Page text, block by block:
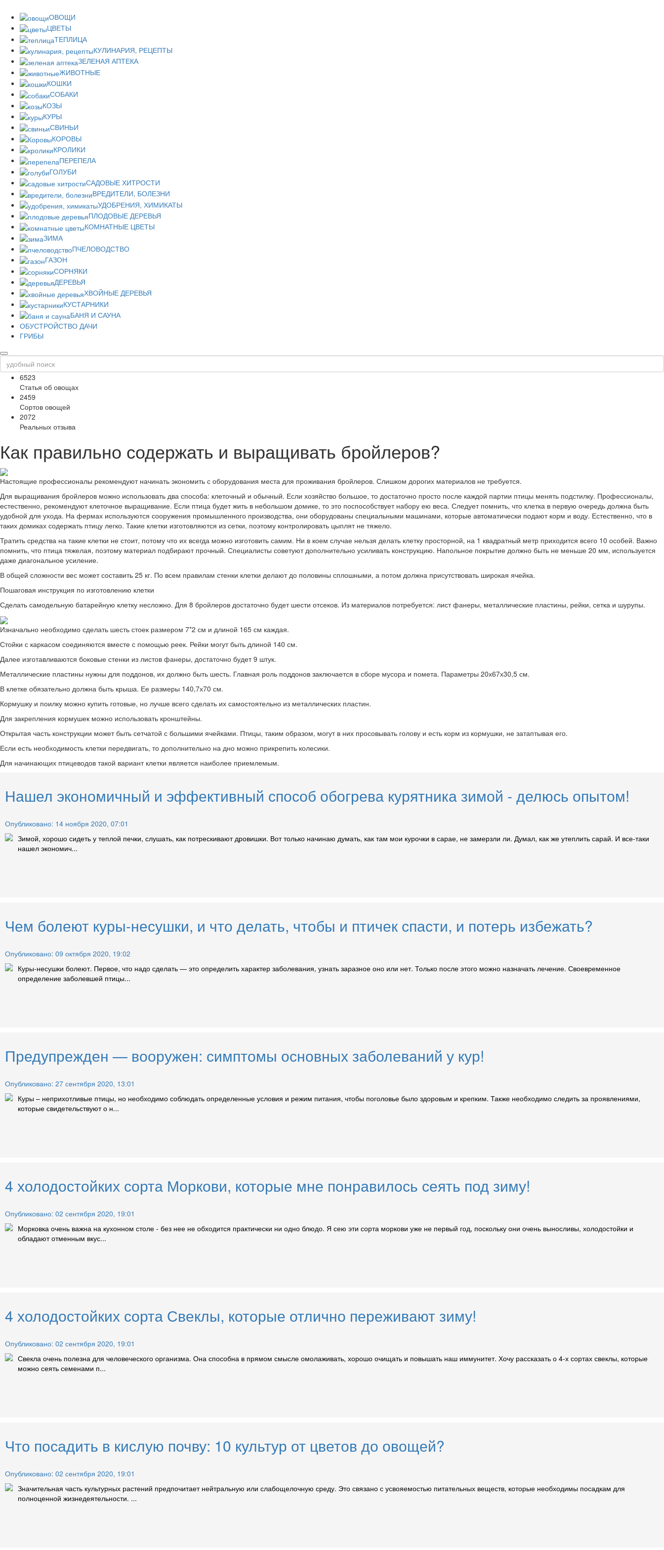
ОВОЩИ
ЦВЕТЫ
ТЕПЛИЦА
КУЛИНАРИЯ, РЕЦЕПТЫ
ЗЕЛЕНАЯ АПТЕКА
ЖИВОТНЫЕ
КОШКИ
СОБАКИ
КОЗЫ
КУРЫ
СВИНЬИ
КОРОВЫ
КРОЛИКИ
ПЕРЕПЕЛА
ГОЛУБИ
САДОВЫЕ ХИТРОСТИ
ВРЕДИТЕЛИ, БОЛЕЗНИ
УДОБРЕНИЯ, ХИМИКАТЫ
ПЛОДОВЫЕ ДЕРЕВЬЯ
КОМНАТНЫЕ ЦВЕТЫ
ЗИМА
ПЧЕЛОВОДСТВО
ГАЗОН
СОРНЯКИ
ДЕРЕВЬЯ
ХВОЙНЫЕ ДЕРЕВЬЯ
КУСТАРНИКИ
БАНЯ И САУНА
ОБУСТРОЙСТВО ДАЧИ
ГРИБЫ
6523
Статья об овощах
2459
Сортов овощей
2072
Реальных отзыва
Как правильно содержать и выращивать бройлеров?
Настоящие профессионалы рекомендуют начинать экономить с оборудования места для проживания бройлеров. Слишком дорогих материалов не требуется.
Для выращивания бройлеров можно использовать два способа: клеточный и обычный. Если хозяйство большое, то достаточно просто после каждой партии птицы менять подстилку. Профессионалы,
естественно, рекомендуют клеточное выращивание. Если птица будет жить в небольшом домике, то это поспособствует набору ею веса. Следует помнить, что клетка в первую очередь должна быть
удобной для ухода. На фермах используются сооружения промышленного производства, они оборудованы специальными машинами, которые автоматически подают корм и воду. Естественно, что в
таких домиках содержать птицу легко. Такие клетки изготовляются из сетки, поэтому контролировать цыплят не тяжело.
Тратить средства на такие клетки не стоит, потому что их всегда можно изготовить самим. Ни в коем случае нельзя делать клетку просторной, на 1 квадратный метр приходится всего 10 особей. Важно
помнить, что птица тяжелая, поэтому материал подбирают прочный. Специалисты советуют дополнительно усиливать конструкцию. Напольное покрытие должно быть не меньше 20 мм, используется
даже диагональное усиление.
В общей сложности вес может составить 25 кг. По всем правилам стенки клетки делают до половины сплошными, а потом должна присутствовать широкая ячейка.
Пошаговая инструкция по изготовлению клетки
Сделать самодельную батарейную клетку несложно. Для 8 бройлеров достаточно будет шести отсеков. Из материалов потребуется: лист фанеры, металлические пластины, рейки, сетка и шурупы.
Изначально необходимо сделать шесть стоек размером 7*2 см и длиной 165 см каждая.
Стойки с каркасом соединяются вместе с помощью реек. Рейки могут быть длиной 140 см.
Далее изготавливаются боковые стенки из листов фанеры, достаточно будет 9 штук.
Металлические пластины нужны для поддонов, их должно быть шесть. Главная роль поддонов заключается в сборе мусора и помета. Параметры 20х67х30,5 см.
В клетке обязательно должна быть крыша. Ее размеры 140,7х70 см.
Кормушку и поилку можно купить готовые, но лучше всего сделать их самостоятельно из металлических пластин.
Для закрепления кормушек можно использовать кронштейны.
Открытая часть конструкции может быть сетчатой с большими ячейками. Птицы, таким образом, могут в них просовывать голову и есть корм из кормушки, не затаптывая его.
Если есть необходимость клетки передвигать, то дополнительно на дно можно прикрепить колесики.
Для начинающих птицеводов такой вариант клетки является наиболее приемлемым.
Нашел экономичный и эффективный способ обогрева курятника зимой - делюсь опытом!
Опубликовано: 14 ноября 2020, 07:01
Зимой, хорошо сидеть у теплой печки, слушать, как потрескивают дровишки. Вот только начинаю думать, как там мои курочки в сарае, не замерзли ли. Думал, как же утеплить сарай. И все-таки
нашел экономич...
Чем болеют куры-несушки, и что делать, чтобы и птичек спасти, и потерь избежать?
Опубликовано: 09 октября 2020, 19:02
Куры-несушки болеют. Первое, что надо сделать — это определить характер заболевания, узнать заразное оно или нет. Только после этого можно назначать лечение. Своевременное
определение заболевшей птицы...
Предупрежден — вооружен: симптомы основных заболеваний у кур!
Опубликовано: 27 сентября 2020, 13:01
Куры – неприхотливые птицы, но необходимо соблюдать определенные условия и режим питания, чтобы поголовье было здоровым и крепким. Также необходимо следить за проявлениями,
которые свидетельствуют о н...
4 холодостойких сорта Моркови, которые мне понравилось сеять под зиму!
Опубликовано: 02 сентября 2020, 19:01
Морковка очень важна на кухонном столе - без нее не обходится практически ни одно блюдо. Я сею эти сорта моркови уже не первый год, поскольку они очень выносливы, холодостойки и
обладают отменным вкус...
4 холодостойких сорта Свеклы, которые отлично переживают зиму!
Опубликовано: 02 сентября 2020, 19:01
Свекла очень полезна для человеческого организма. Она способна в прямом смысле омолаживать, хорошо очищать и повышать наш иммунитет. Хочу рассказать о 4-х сортах свеклы, которые
можно сеять семенами п...
Что посадить в кислую почву: 10 культур от цветов до овощей?
Опубликовано: 02 сентября 2020, 19:01
Значительная часть культурных растений предпочитает нейтральную или слабощелочную среду. Это связано с усвояемостью питательных веществ, которые необходимы посадкам для
полноценной жизнедеятельности. ...